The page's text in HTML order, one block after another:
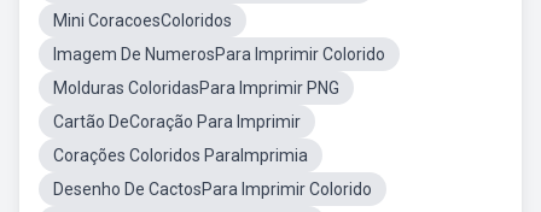
Mini CoracoesColoridos
Imagem De NumerosPara Imprimir Colorido
Molduras ColoridasPara Imprimir PNG
Cartão DeCoração Para Imprimir
Corações Coloridos ParaImprimia
Desenho De CactosPara Imprimir Colorido